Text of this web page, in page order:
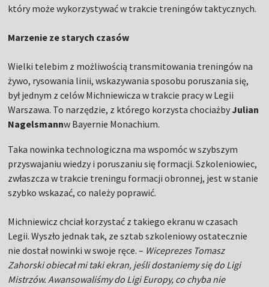
który może wykorzystywać w trakcie treningów taktycznych.
Marzenie ze starych czasów
Wielki telebim z możliwością transmitowania treningów na
żywo, rysowania linii, wskazywania sposobu poruszania się,
był jednym z celów Michniewicza w trakcie pracy w Legii
Warszawa. To narzędzie, z którego korzysta chociażby Julian
Nagelsmannw Bayernie Monachium.
Taka nowinka technologiczna ma wspomóc w szybszym
przyswajaniu wiedzy i poruszaniu się formacji. Szkoleniowiec,
zwłaszcza w trakcie treningu formacji obronnej, jest w stanie
szybko wskazać, co należy poprawić.
Michniewicz chciał korzystać z takiego ekranu w czasach
Legii. Wyszło jednak tak, ze sztab szkoleniowy ostatecznie
nie dostał nowinki w swoje ręce. – Wiceprezes Tomasz
Zahorski obiecał mi taki ekran, jeśli dostaniemy się do Ligi
Mistrzów. Awansowaliśmy do Ligi Europy, co chyba nie